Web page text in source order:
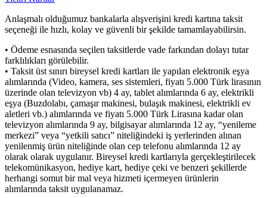
Anlaşmalı olduğumuz bankalarla alışverişini kredi kartına taksit
seçeneği ile hızlı, kolay ve güvenli bir şekilde tamamlayabilirsin.
• Ödeme esnasında seçilen taksitlerde vade farkından dolayı tutar
farklılıkları görülebilir.
• Taksit üst sınırı bireysel kredi kartları ile yapılan elektronik eşya
alımlarında (Video, kamera, ses sistemleri, fiyatı 5.000 Türk lirasının
üzerinde olan televizyon vb) 4 ay, tablet alımlarında 6 ay, elektrikli
eşya (Buzdolabı, çamaşır makinesi, bulaşık makinesi, elektrikli ev
aletleri vb.) alımlarında ve fiyatı 5.000 Türk Lirasına kadar olan
televizyon alımlarında 9 ay, bilgisayar alımlarında 12 ay, “yenileme
merkezi” veya “yetkili satıcı” niteliğindeki iş yerlerinden alınan
yenilenmiş ürün niteliğinde olan cep telefonu alımlarında 12 ay
olarak olarak uygulanır. Bireysel kredi kartlarıyla gerçekleştirilecek
telekomünikasyon, hediye kart, hediye çeki ve benzeri şekillerde
herhangi somut bir mal veya hizmeti içermeyen ürünlerin
alımlarında taksit uygulanamaz.